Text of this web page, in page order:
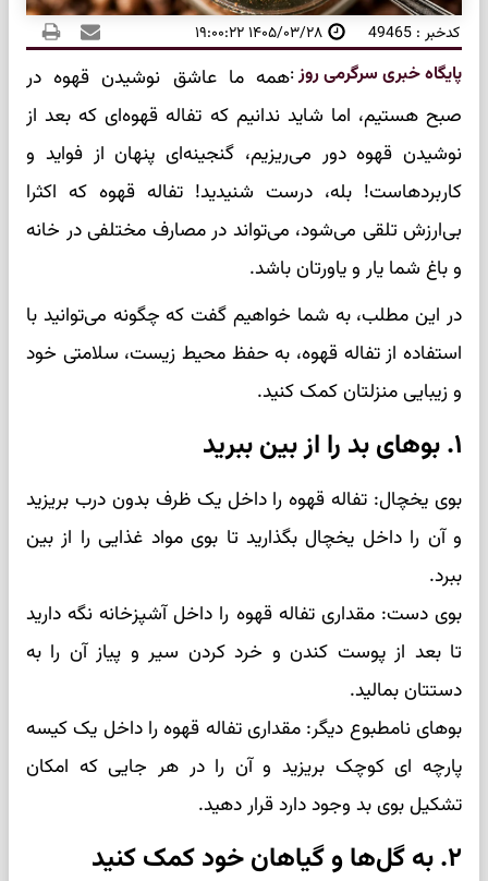
کدخبر : 49465 ۱۴۰۵/۰۳/۲۸ ۱۹:۰۰:۲۲
پایگاه خبری سرگرمی روز:همه ما عاشق نوشیدن قهوه در
صبح هستیم، اما شاید ندانیم که تفاله قهوه‌ای که بعد از
نوشیدن قهوه دور می‌ریزیم، گنجینه‌ای پنهان از فواید و
کاربردهاست! بله، درست شنیدید! تفاله قهوه که اکثرا
بی‌ارزش تلقی می‌شود، می‌تواند در مصارف مختلفی در خانه
و باغ شما یار و یاورتان باشد.
در این مطلب، به شما خواهیم گفت که چگونه می‌توانید با
استفاده از تفاله قهوه، به حفظ محیط زیست، سلامتی خود
و زیبایی منزلتان کمک کنید.
۱. بوهای بد را از بین ببرید
بوی یخچال: تفاله قهوه را داخل یک ظرف بدون درب بریزید
و آن را داخل یخچال بگذارید تا بوی مواد غذایی را از بین
ببرد.
بوی دست: مقداری تفاله قهوه را داخل آشپزخانه نگه دارید
تا بعد از پوست کندن و خرد کردن سیر و پیاز آن را به
دستتان بمالید.
بوهای نامطبوع دیگر: مقداری تفاله قهوه را داخل یک کیسه
پارچه ای کوچک بریزید و آن را در هر جایی که امکان
تشکیل بوی بد وجود دارد قرار دهید.
۲. به گل‌ها و گیاهان خود کمک کنید